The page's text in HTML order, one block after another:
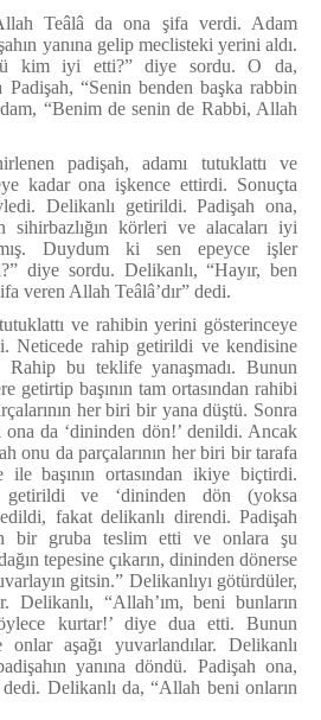
Teâlâ da ona şifa verdi. Adam
yanına gelip meclisteki yerini aldı.
kim iyi etti?” diye sordu. O da,
“Senin benden başka rabbin
“Benim de senin de Rabbi, Allah
padişah, adamı tutuklattı ve
kadar ona işkence ettirdi. Sonuçta
Delikanlı getirildi. Padişah ona,
sihirbazlığın körleri ve alacaları iyi
Duydum ki sen epeyce işler
diye sordu. Delikanlı, “Hayır, ben
veren Allah Teâlâ’dır” dedi.
ve rahibin yerini gösterinceye
Neticede rahip getirildi ve kendisine
Rahip bu teklife yanaşmadı. Bunun
getirtip başının tam ortasından rahibi
her biri bir yana düştü. Sonra
ona da ‘dininden dön!’ denildi. Ancak
onu da parçalarının her biri bir tarafa
ile başının ortasından ikiye biçtirdi.
getirildi ve ‘dininden dön (yoksa
fakat delikanlı direndi. Padişah
bir gruba teslim etti ve onlara şu
tepesine çıkarın, dininden dönerse
gitsin.” Delikanlıyı götürdüler,
Delikanlı, “Allah’ım, beni bunların
kurtar!’diye dua etti. Bunun
onlar aşağı yuvarlandılar. Delikanlı
yanına döndü. Padişah ona,
Delikanlı da, “Allah beni onların